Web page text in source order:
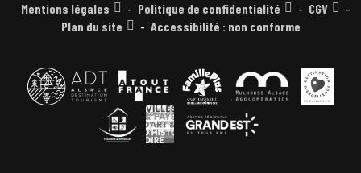
Mentions légales Politique de confidentialité
CGV
Plan du site
Accessibilité : non conforme